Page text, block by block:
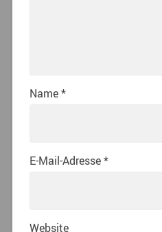
Name*
E-Mail-Adresse*
Website